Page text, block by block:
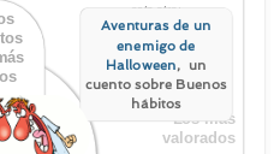
este otro:
Aventuras de un
enemigo de
Halloween, un
cuento sobre Buenos
hábitos
Los más
valorados